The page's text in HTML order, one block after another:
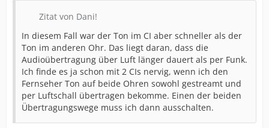
Zitat von Dani!
In diesem Fall war der Ton im CI aber schneller als der
Ton im anderen Ohr. Das liegt daran, dass die
Audioübertragung über Luft länger dauert als per Funk.
Ich finde es ja schon mit 2 CIs nervig, wenn ich den
Fernseher Ton auf beide Ohren sowohl gestreamt und
per Luftschall übertragen bekomme. Einen der beiden
Übertragungswege muss ich dann ausschalten.